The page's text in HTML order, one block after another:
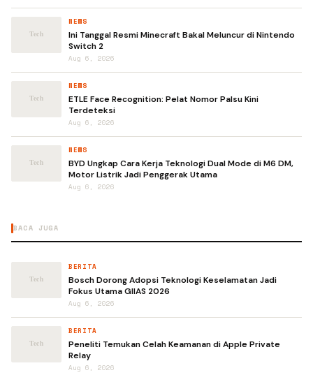
NEWS
Ini Tanggal Resmi Minecraft Bakal Meluncur di Nintendo
Switch 2
Aug 6, 2026
NEWS
ETLE Face Recognition: Pelat Nomor Palsu Kini
Terdeteksi
Aug 6, 2026
NEWS
BYD Ungkap Cara Kerja Teknologi Dual Mode di M6 DM,
Motor Listrik Jadi Penggerak Utama
Aug 6, 2026
BACA JUGA
BERITA
Bosch Dorong Adopsi Teknologi Keselamatan Jadi
Fokus Utama GIIAS 2026
Aug 6, 2026
BERITA
Peneliti Temukan Celah Keamanan di Apple Private
Relay
Aug 6, 2026